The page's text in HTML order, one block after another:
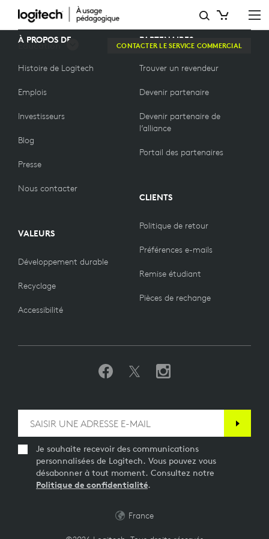
BLOGS
Éducation CONTACTER LE SERVICE COMMERCIAL
À PROPOS DE
Histoire de Logitech
Emplois
Investisseurs
Blog
Presse
Nous contacter
VALEURS
Développement durable
Recyclage
Accessibilité
PARTENAIRES
Trouver un revendeur
Devenir partenaire
Devenir partenaire de
l’alliance
Portail des partenaires
CLIENTS
Politique de retour
Préférences e-mails
Remise étudiant
Pièces de rechange
Je souhaite recevoir des communications
personnalisées de Logitech. Vous pouvez vous
désabonner à tout moment. Consultez notre
Politique de confidentialité.
France